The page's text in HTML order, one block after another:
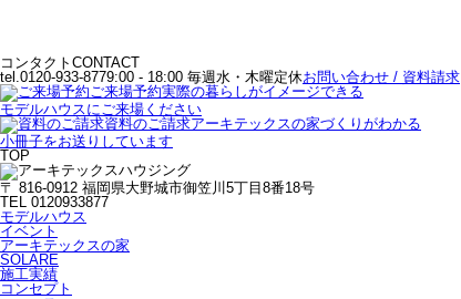
コンタクト CONTACT
tel.0120-933-8779:00 - 18:00 毎週水・木曜定休お問い合わせ / 資料請求
ご来場予約実際の暮らしがイメージできる
モデルハウスにご来場ください
資料のご請求アーキテックスの家づくりがわかる
小冊子をお送りしています
TOP
〒 816-0912 福岡県大野城市御笠川5丁目8番18号
TEL 0120933877
モデルハウス
イベント
アーキテックスの家
SOLARE
施工実績
コンセプト